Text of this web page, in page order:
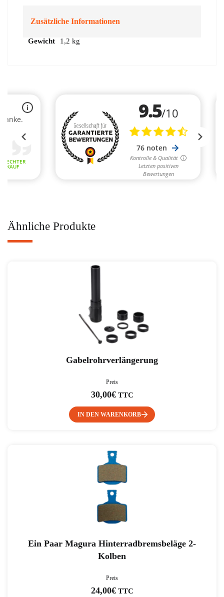
Zusätzliche Informationen
Gewicht 1,2 kg
Ähnliche Produkte
Gabelrohrverlängerung
Preis
30,00€TTC
IN DEN WARENKORB
Ein Paar Magura Hinterradbremsbeläge 2-
Kolben
Preis
24,00€TTC